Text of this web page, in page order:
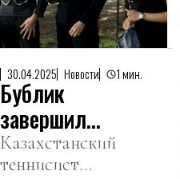
услужливость
чат-бота.
30.04.2025 Новости 1 мин.
Бублик
завершил
выступления
на
Казахстанский
теннисист